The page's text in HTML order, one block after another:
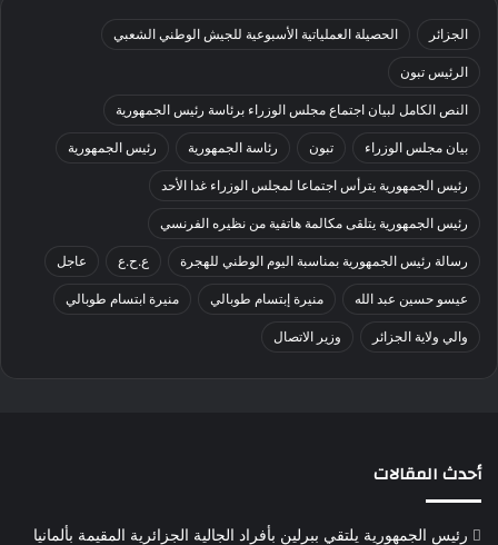
الجزائر الحصيلة العملياتية الأسبوعية للجيش الوطني الشعبي
الرئيس تبون
النص الكامل لبيان اجتماع مجلس الوزراء برئاسة رئيس الجمهورية
بيان مجلس الوزراء تبون رئاسة الجمهورية رئيس الجمهورية
رئيس الجمهورية يترأس اجتماعا لمجلس الوزراء غدا الأحد
رئيس الجمهورية يتلقى مكالمة هاتفية من نظيره الفرنسي
رسالة رئيس الجمهورية بمناسبة اليوم الوطني للهجرة ع.ح.ع عاجل
عيسو حسين عبد الله منيرة إبتسام طوبالي منيرة ابتسام طوبالي
والي ولاية الجزائر وزير الاتصال
أحدث المقالات
رئيس الجمهورية يلتقي ببرلين بأفراد الجالية الجزائرية المقيمة بألمانيا